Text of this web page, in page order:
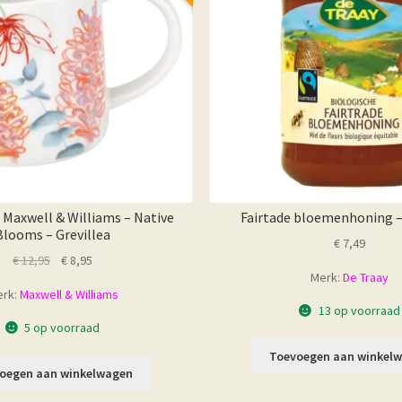
& Williams – Native
– Grevillea
€12,95
Oorspronkelijke
was:
€8,95Huidige
is:
Maxwell & Williams
5 op voorraad
aan winkelwagen
Fairtade bloemenhoning
€ 7,49
Merk: De Traay
13 op voorraad
Toevoegen aan